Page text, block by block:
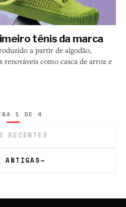
tênis da marca
a partir de algodão,
como casca de arroz e
RECENTES
1 DE 4
ANTIGAS→